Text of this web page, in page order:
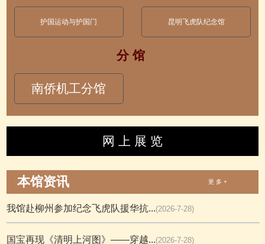
护国运动与护国门 昆明飞虎队纪念馆
分 馆
南侨机工分馆
网 上 展 览
本馆资讯 更 多 +
我馆赴柳州参加纪念飞虎队援华抗...(2026-7-28)
国宝再现《清明上河图》——穿越...(2026-7-28)